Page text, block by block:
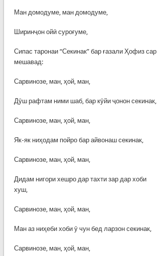
Ман домодуме, ман домодуме,
Ширинҷон ойӣ суроғуме,
Сипас таронаи “Секинак” бар ғазали Ҳофиз сар
мешавад:
Сарвинозе, ман, ҳой, ман,
Дӯш рафтам ними шаб, бар кӯйи ҷонон секинак,
Сарвинозе, ман, ҳой, ман,
Як-як ниҳодам пойро бар айвонаш секинак,
Сарвинозе, ман, ҳой, ман,
Дидам нигори хешро дар тахти зар дар хоби
хуш,
Сарвинозе, ман, ҳой, ман,
Ман аз ниҳеби хоби ӯ чун бед ларзон секинак,
Сарвинозе, ман, ҳой, ман,